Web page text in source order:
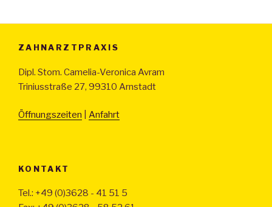
ZAHNARZTPRAXIS
Dipl. Stom. Camelia-Veronica Avram
Triniusstraße 27, 99310 Arnstadt
Öffnungszeiten Anfahrt
KONTAKT
Tel.: +49 (0)3628 - 41 51 5